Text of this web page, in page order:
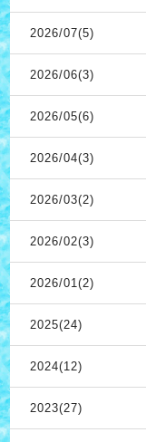
2026/07(5)
2026/06(3)
2026/05(6)
2026/04(3)
2026/03(2)
2026/02(3)
2026/01(2)
2025(24)
2024(12)
2023(27)